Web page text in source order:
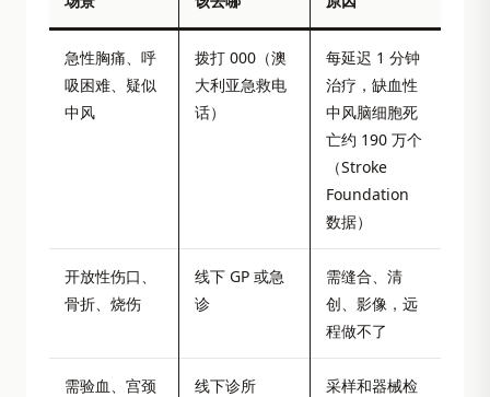
急性胸痛、呼
吸困难、疑似
中风
拨打 000（澳
大利亚急救电
话）
每延迟 1 分钟
治疗，缺血性
中风脑细胞死
亡约 190 万个
（Stroke
Foundation
数据）
开放性伤口、
骨折、烧伤
线下 GP 或急
诊
需缝合、清
创、影像，远
程做不了
需验血、宫颈
线下诊所
采样和器械检